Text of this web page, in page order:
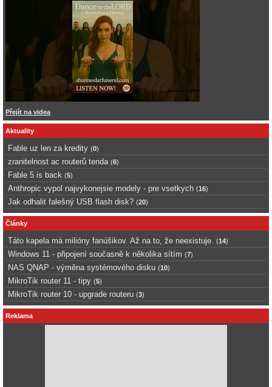
Přejít na videa
Aktuality
Fable uz len za kredity (0)
zranitelnost ac routerů tenda (6)
Fable 5 is back (5)
Anthropic vypol najvykonejsie modely - pre vsetkych (16)
Jak odhalit falešný USB flash disk? (20)
Články
Táto kapela má milióny fanúšikov. Až na to, že neexistuje. (14)
Windows 11 - připojení současně k několika sítím (7)
NAS QNAP - výměna systémového disku (10)
MikroTik router 11 - tipy (5)
MikroTik router 10 - upgrade routeru (3)
Reklama